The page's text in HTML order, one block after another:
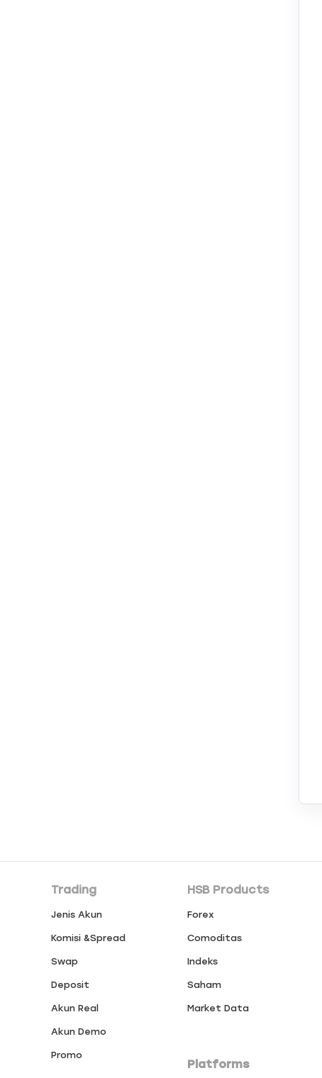
Trading
Jenis Akun
Komisi &Spread
Swap
Deposit
Akun Real
Akun Demo
Promo
HSB Products
Forex
Comoditas
Indeks
Saham
Market Data
Platforms